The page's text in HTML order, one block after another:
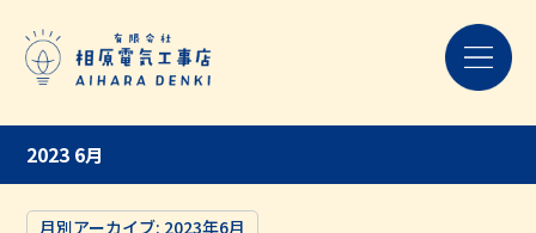
2023 6月
月別アーカイブ: 2023年6月